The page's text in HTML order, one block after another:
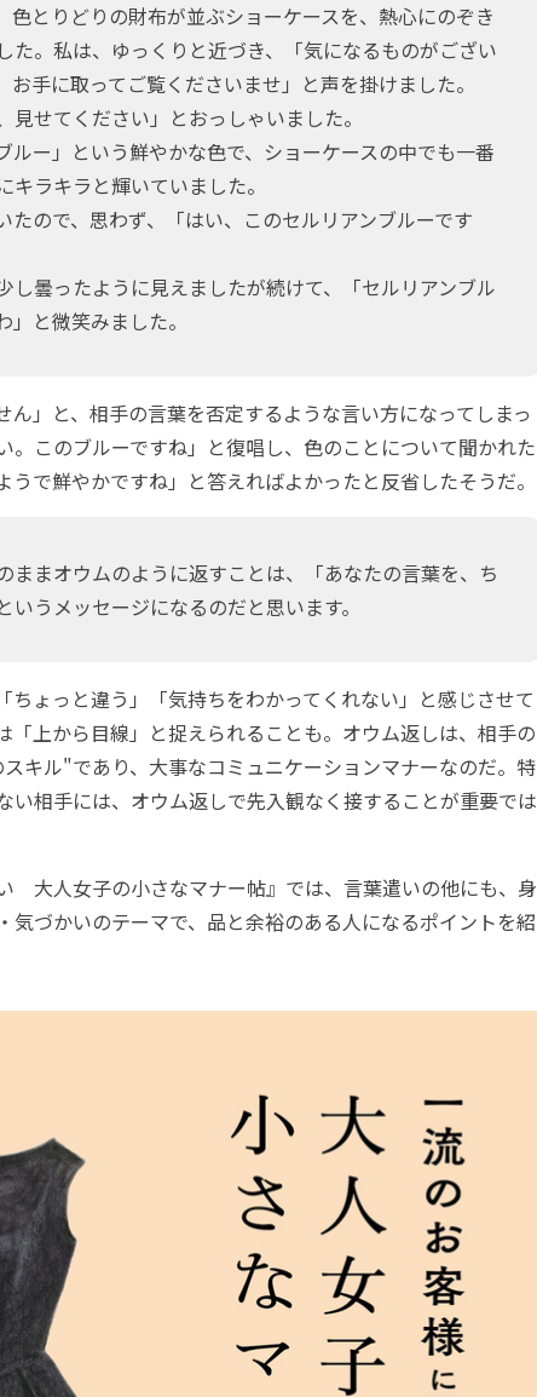
とりどりの財布が並ぶショーケースを、熱心にのぞき
た。私は、ゆっくりと近づき、「気になるものがござい
手に取ってご覧くださいませ」と声を掛けました。
せてください」とおっしゃいました。
ー」という鮮やかな色で、ショーケースの中でも一番
ラキラと輝いていました。
ので、思わず、「はい、このセルリアンブルーです
曇ったように見えましたが続けて、「セルリアンブル
と微笑みました。
」と、相手の言葉を否定するような言い方になってしまっ
。このブルーですね」と復唱し、色のことについて聞かれた
で鮮やかですね」と答えればよかったと反省したそうだ。
ままオウムのように返すことは、「あなたの言葉を、ち
うメッセージになるのだと思います。
ょっと違う」「気持ちをわかってくれない」と感じさせて
「上から目線」と捉えられることも。オウム返しは、相手の
キル"であり、大事なコミュニケーションマナーなのだ。特
い相手には、オウム返しで先入観なく接することが重要では
大人女子の小さなマナー帖』では、言葉遣いの他にも、身
気づかいのテーマで、品と余裕のある人になるポイントを紹